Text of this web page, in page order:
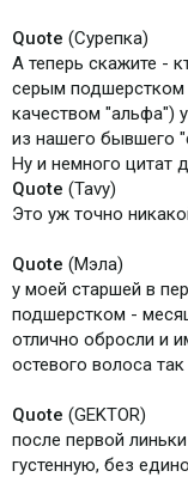
Quote (Сурепка)
А теперь скажите -
серым подшерстком
качеством "альфа")
из нашего бывшего
Ну и немного цитат
Quote (Tavy)
Это уж точно
Quote (Мэла)
у моей старшей в
подшерстком -
отлично обросли и
остевого волоса
Quote (GEKTOR)
после первой
густенную, без